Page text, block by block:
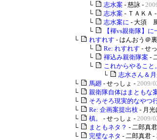
└
志水案 - 慈詠 -
└
志水案 - ＴＡＫＡ -
└
志水案に - 大須
└
【褌vs親衛隊】に
└
れすれす - はんおう＠
└
Re: れすれす - せ
└
褌込み親衛隊案 -
└
これからやること。
└
志水さん＆
└
馬廻 - せっしょ - 2009/
└
親衛隊自体はまともな
└
そろそろ現実的なやつ
└
Re: 企画案提出枝 - 月
└
槙。 - せっしょ - 2009/
└
まともネタ？ - 二郎真
└
完璧なネタ - 二郎真君 -